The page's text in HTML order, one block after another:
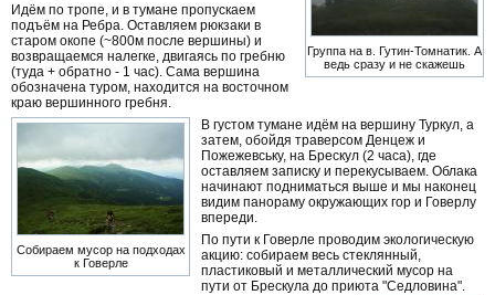
Группа на в. Гутин-Томнатик. А
ведь сразу и не скажешь
Идём по тропе, и в тумане пропускаем
подъём на Ребра. Оставляем рюкзаки в
старом окопе (~800м после вершины) и
возвращаемся налегке, двигаясь по гребню
(туда + обратно - 1 час). Сама вершина
обозначена туром, находится на восточном
краю вершинного гребня.
Собираем мусор на подходах
к Говерле
В густом тумане идём на вершину Туркул, а
затем, обойдя траверсом Денцеж и
Пожежевську, на Брескул (2 часа), где
оставляем записку и перекусываем. Облака
начинают подниматься выше и мы наконец
видим панораму окружающих гор и Говерлу
впереди.
По пути к Говерле проводим экологическую
акцию: собираем весь стеклянный,
пластиковый и металлический мусор на
пути от Брескула до приюта "Седловина".